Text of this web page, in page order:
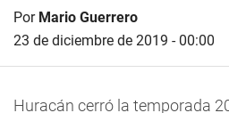
Por Mario Guerrero
23 de diciembre de 2019 - 00:00
Huracán cerró la temporada